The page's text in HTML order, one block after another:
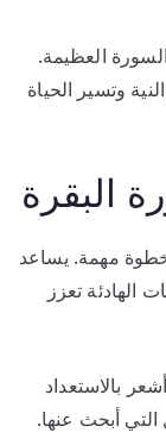
العظيمة.
وتسير الحياة
البقرة
خطوة مهمة. يساعد
الهادئة تعزز
بالاستعداد
التي أبحث عنها.